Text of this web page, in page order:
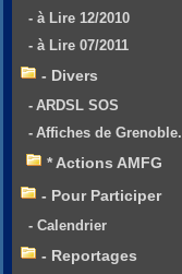
- à Lire 12/2010
- à Lire 07/2011
- Divers
- ARDSL SOS
- Affiches de Grenoble.
* Actions AMFG
- Pour Participer
- Calendrier
- Reportages